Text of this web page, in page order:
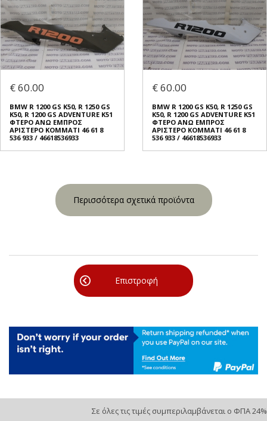
€ 60.00
BMW R 1200 GS K50, R 1250 GS
K50, R 1200 GS ADVENTURE K51
ΦΤΕΡO ΑΝΩ ΕΜΠΡΟΣ
ΑΡΙΣΤΕΡΟ ΚΟΜΜΑΤΙ 46 61 8
536 933 / 46618536933
€ 60.00
BMW R 1200 GS K50, R 1250 GS
K50, R 1200 GS ADVENTURE K51
ΦΤΕΡO ΑΝΩ ΕΜΠΡΟΣ
ΑΡΙΣΤΕΡΟ ΚΟΜΜΑΤΙ 46 61 8
536 933 / 46618536933
Περισσότερα σχετικά προϊόντα
Επιστροφή
Σε όλες τις τιμές συμπεριλαμβάνεται ο ΦΠΑ 24%